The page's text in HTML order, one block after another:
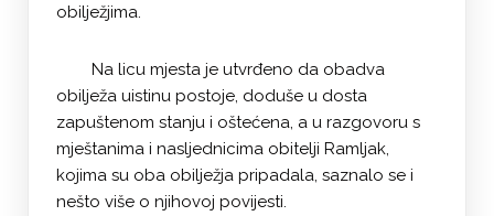
obilježjima.
Na licu mjesta je utvrđeno da obadva
obilježa uistinu postoje, doduše u dosta
zapuštenom stanju i oštećena, a u razgovoru s
mještanima i nasljednicima obitelji Ramljak,
kojima su oba obilježja pripadala, saznalo se i
nešto više o njihovoj povijesti.